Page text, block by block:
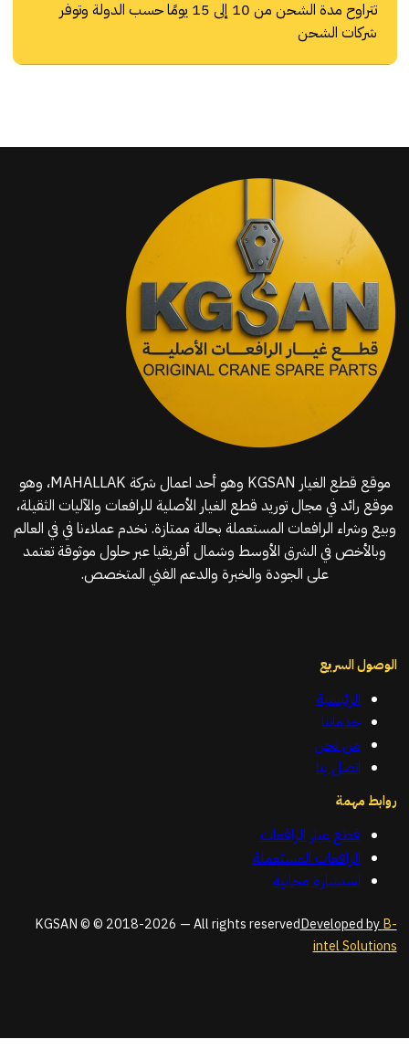
تتراوح مدة الشحن من 10 إلى 15 يومًا حسب الدولة وتوفر
شركات الشحن
موقع قطع الغيار KGSAN وهو أحد اعمال شركة MAHALLAK، وهو
موقع رائد في مجال توريد قطع الغيار الأصلية للرافعات والآليات الثقيلة،
وبيع وشراء الرافعات المستعملة بحالة ممتازة. نخدم عملاءنا في في العالم
وبالأخص في الشرق الأوسط وشمال أفريقيا عبر حلول موثوقة تعتمد
على الجودة والخبرة والدعم الفني المتخصص.
الوصول السريع
الرئيسية
خدماتنا
من نحن
اتصل بنا
روابط مهمة
قطع غيار الرافعات
الرافعات المستعملة
استشارة مجانية
KGSAN © © 2018-2026 — All rights reservedDeveloped byB-
intel Solutions